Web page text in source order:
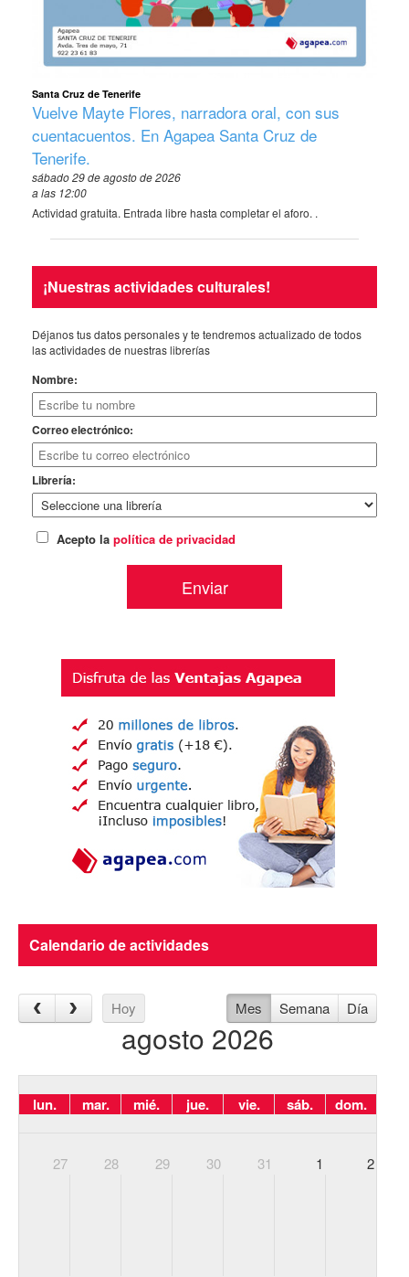
Santa Cruz de Tenerife
Vuelve Mayte Flores, narradora oral, con sus
cuentacuentos. En Agapea Santa Cruz de
Tenerife.
sábado 29 de agosto de 2026
a las 12:00
Actividad gratuita. Entrada libre hasta completar el aforo. .
¡Nuestras actividades culturales!
Déjanos tus datos personales y te tendremos actualizado de todos
las actividades de nuestras librerías
Nombre:
Correo electrónico:
Librería:
Acepto la política de privacidad
Calendario de actividades
Hoy Mes Semana Día
agosto 2026
lun. mar. mié. jue. vie. sáb. dom.
27 28 29 30 31 1 2